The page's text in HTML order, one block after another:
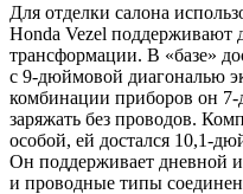
Для отделки салона
Honda Vezel поддерживают
трансформации. В «базе»
с 9-дюймовой диагональю
комбинации приборов он
заряжать без проводов.
особой, ей достался 10,1-
Он поддерживает дневной
и проводные типы